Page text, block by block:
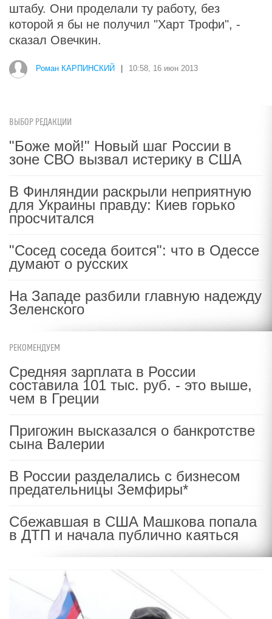
штабу. Они проделали ту работу, без
которой я бы не получил "Харт Трофи", -
сказал Овечкин.
Роман КАРПИНСКИЙ 10:58, 16 июн 2013
ВЫБОР РЕДАКЦИИ
"Боже мой!" Новый шаг России в
зоне СВО вызвал истерику в США
В Финляндии раскрыли неприятную
для Украины правду: Киев горько
просчитался
"Сосед соседа боится": что в Одессе
думают о русских
На Западе разбили главную надежду
Зеленского
РЕКОМЕНДУЕМ
Средняя зарплата в России
составила 101 тыс. руб. - это выше,
чем в Греции
Пригожин высказался о банкротстве
сына Валерии
В России разделались с бизнесом
предательницы Земфиры*
Сбежавшая в США Машкова попала
в ДТП и начала публично каяться